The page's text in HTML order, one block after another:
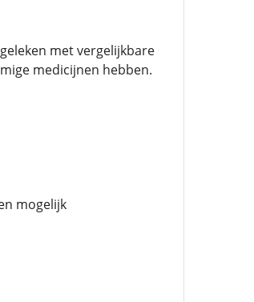
met vergelijkbare
medicijnen hebben.
mogelijk